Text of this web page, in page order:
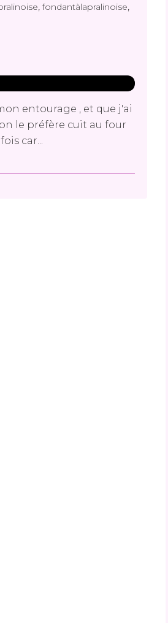
,fondantàlapralinoise,
entourage , et que j'ai
le préfère cuit au four
car...